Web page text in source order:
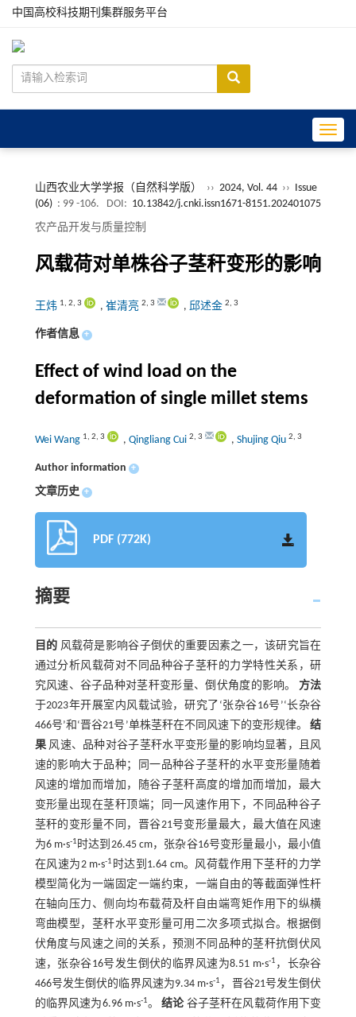
中国高校科技期刊集群服务平台
山西农业大学学报（自然科学版） ›› 2024, Vol. 44 ›› Issue
(06) : 99 -106. DOI: 10.13842/j.cnki.issn1671-8151.202401075
农产品开发与质量控制
风载荷对单株谷子茎秆变形的影响
王炜 1, 2, 3 , 崔清亮 2, 3 , 邱述金 2, 3
作者信息 +
Effect of wind load on the
deformation of single millet stems
Wei Wang 1, 2, 3 , Qingliang Cui 2, 3 , Shujing Qiu 2, 3
Author information +
文章历史 +
PDF (772K)
摘要
目的 风载荷是影响谷子倒伏的重要因素之一，该研究旨在
通过分析风载荷对不同品种谷子茎秆的力学特性关系，研
究风速、谷子品种对茎秆变形量、倒伏角度的影响。方法
于2023年开展室内风载试验，研究了‘张杂谷16号’‘长杂谷
466号’和‘晋谷21号’单株茎秆在不同风速下的变形规律。结
果风速、品种对谷子茎秆水平变形量的影响均显著，且风
速的影响大于品种；同一品种谷子茎秆的水平变形量随着
风速的增加而增加，随谷子茎秆高度的增加而增加，最大
变形量出现在茎秆顶端；同一风速作用下，不同品种谷子
茎秆的变形量不同，晋谷21号变形量最大，最大值在风速
为6 m·s-1时达到26.45 cm，张杂谷16号变形量最小，最小值
在风速为2 m·s-1 时达到1.64 cm。风荷载作用下茎秆的力学
模型简化为一端固定一端约束，一端自由的等截面弹性杆
在轴向压力、侧向均布载荷及杆自由端弯矩作用下的纵横
弯曲模型，茎秆水平变形量可用二次多项式拟合。根据倒
伏角度与风速之间的关系，预测不同品种的茎秆抗倒伏风
速，张杂谷16号发生倒伏的临界风速为8.51 m·s-1 ，长杂谷
466号发生倒伏的临界风速为9.34 m·s-1 ，晋谷21号发生倒伏
的临界风速为6.96 m·s-1。结论谷子茎秆在风载荷作用下变